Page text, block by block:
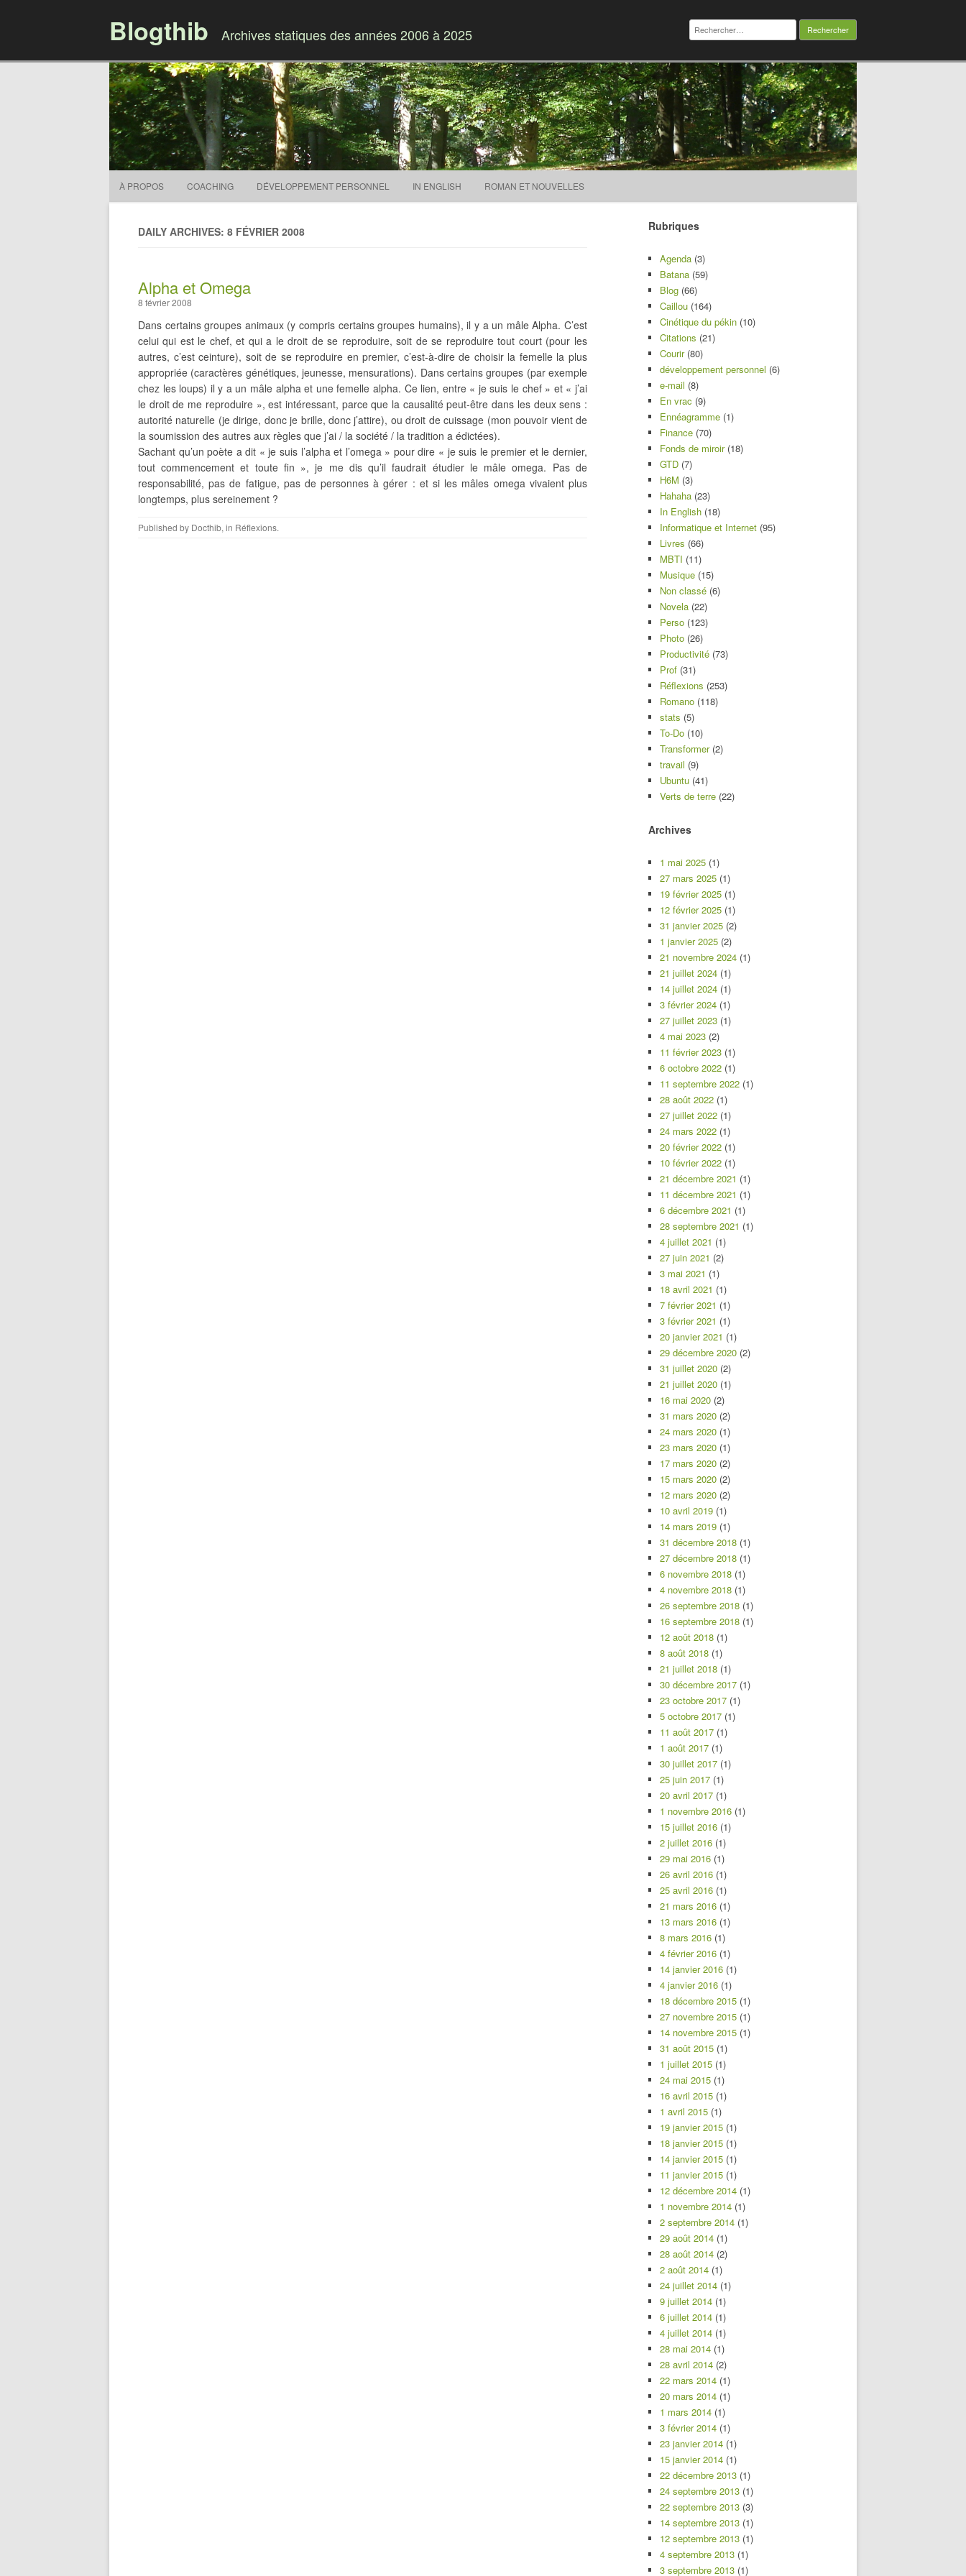
Blogthib Archives statiques des années 2006 à 2025
Rechercher :
À PROPOS COACHING DÉVELOPPEMENT PERSONNEL IN ENGLISH ROMAN ET NOUVELLES
DAILY ARCHIVES: 8 FÉVRIER 2008
Alpha et Omega
8 février 2008
Dans certains groupes animaux (y compris certains groupes humains), il y a un mâle Alpha. C’est
celui qui est le chef, et qui a le droit de se reproduire, soit de se reproduire tout court (pour les
autres, c’est ceinture), soit de se reproduire en premier, c’est-à-dire de choisir la femelle la plus
appropriée (caractères génétiques, jeunesse, mensurations). Dans certains groupes (par exemple
chez les loups) il y a un mâle alpha et une femelle alpha. Ce lien, entre « je suis le chef » et « j’ai
le droit de me reproduire », est intéressant, parce que la causalité peut-être dans les deux sens :
autorité naturelle (je dirige, donc je brille, donc j’attire), ou droit de cuissage (mon pouvoir vient de
la soumission des autres aux règles que j’ai / la société / la tradition a édictées).
Sachant qu’un poète a dit « je suis l’alpha et l’omega » pour dire « je suis le premier et le dernier,
tout commencement et toute fin », je me dis qu’il faudrait étudier le mâle omega. Pas de
responsabilité, pas de fatigue, pas de personnes à gérer : et si les mâles omega vivaient plus
longtemps, plus sereinement ?
Published by Docthib, in Réflexions.
Rubriques
Agenda (3)
Batana (59)
Blog (66)
Caillou (164)
Cinétique du pékin (10)
Citations (21)
Courir(80)
développement personnel (6)
e-mail (8)
En vrac (9)
Ennéagramme (1)
Finance (70)
Fonds de miroir(18)
GTD (7)
H6M (3)
Hahaha (23)
In English (18)
Informatique et Internet (95)
Livres (66)
MBTI (11)
Musique (15)
Non classé (6)
Novela (22)
Perso (123)
Photo (26)
Productivité (73)
Prof (31)
Réflexions (253)
Romano (118)
stats (5)
To-Do (10)
Transformer(2)
travail (9)
Ubuntu (41)
Verts de terre (22)
Archives
1 mai 2025 (1)
27 mars 2025 (1)
19 février 2025 (1)
12 février 2025 (1)
31 janvier 2025 (2)
1 janvier 2025 (2)
21 novembre 2024 (1)
21 juillet 2024 (1)
14 juillet 2024 (1)
3 février 2024 (1)
27 juillet 2023 (1)
4 mai 2023 (2)
11 février 2023 (1)
6 octobre 2022 (1)
11 septembre 2022 (1)
28 août 2022 (1)
27 juillet 2022 (1)
24 mars 2022 (1)
20 février 2022 (1)
10 février 2022 (1)
21 décembre 2021 (1)
11 décembre 2021 (1)
6 décembre 2021 (1)
28 septembre 2021 (1)
4 juillet 2021 (1)
27 juin 2021 (2)
3 mai 2021 (1)
18 avril 2021 (1)
7 février 2021 (1)
3 février 2021 (1)
20 janvier 2021 (1)
29 décembre 2020 (2)
31 juillet 2020 (2)
21 juillet 2020 (1)
16 mai 2020 (2)
31 mars 2020 (2)
24 mars 2020 (1)
23 mars 2020 (1)
17 mars 2020 (2)
15 mars 2020 (2)
12 mars 2020 (2)
10 avril 2019 (1)
14 mars 2019 (1)
31 décembre 2018 (1)
27 décembre 2018 (1)
6 novembre 2018 (1)
4 novembre 2018 (1)
26 septembre 2018 (1)
16 septembre 2018 (1)
12 août 2018 (1)
8 août 2018 (1)
21 juillet 2018 (1)
30 décembre 2017 (1)
23 octobre 2017 (1)
5 octobre 2017 (1)
11 août 2017 (1)
1 août 2017 (1)
30 juillet 2017 (1)
25 juin 2017 (1)
20 avril 2017 (1)
1 novembre 2016 (1)
15 juillet 2016 (1)
2 juillet 2016 (1)
29 mai 2016 (1)
26 avril 2016 (1)
25 avril 2016 (1)
21 mars 2016 (1)
13 mars 2016 (1)
8 mars 2016 (1)
4 février 2016 (1)
14 janvier 2016 (1)
4 janvier 2016 (1)
18 décembre 2015 (1)
27 novembre 2015 (1)
14 novembre 2015 (1)
31 août 2015 (1)
1 juillet 2015 (1)
24 mai 2015 (1)
16 avril 2015 (1)
1 avril 2015 (1)
19 janvier 2015 (1)
18 janvier 2015 (1)
14 janvier 2015 (1)
11 janvier 2015 (1)
12 décembre 2014 (1)
1 novembre 2014 (1)
2 septembre 2014 (1)
29 août 2014 (1)
28 août 2014 (2)
2 août 2014 (1)
24 juillet 2014 (1)
9 juillet 2014 (1)
6 juillet 2014 (1)
4 juillet 2014 (1)
28 mai 2014 (1)
28 avril 2014 (2)
22 mars 2014 (1)
20 mars 2014 (1)
1 mars 2014 (1)
3 février 2014 (1)
23 janvier 2014 (1)
15 janvier 2014 (1)
22 décembre 2013 (1)
24 septembre 2013 (1)
22 septembre 2013 (3)
14 septembre 2013 (1)
12 septembre 2013 (1)
4 septembre 2013 (1)
3 septembre 2013 (1)